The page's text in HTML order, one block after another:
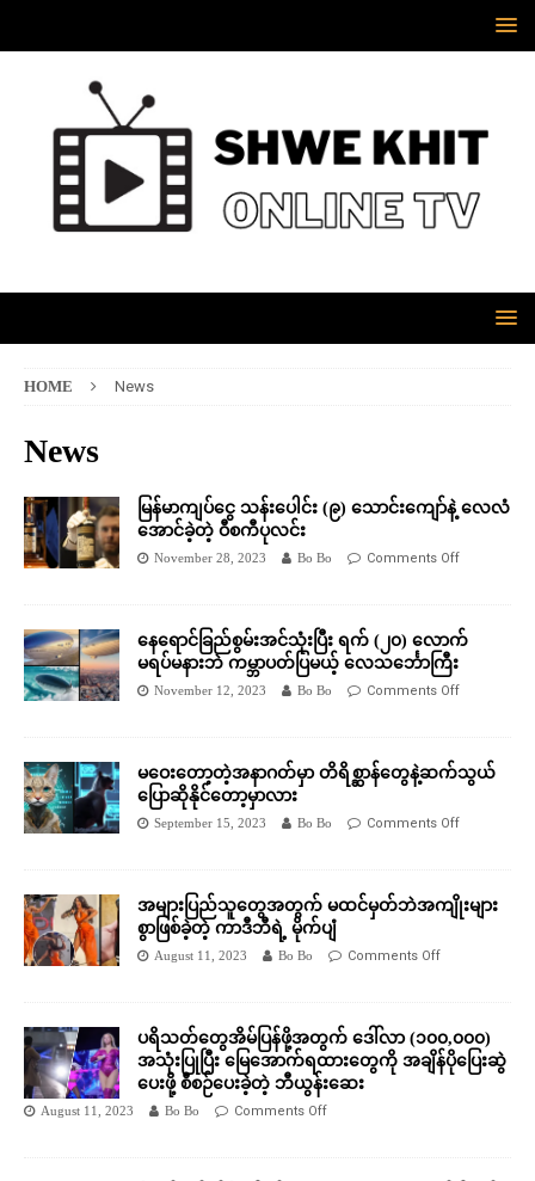
HOME News
News
မြန်မာကျပ်ငွေ သန်းပေါင်း (၉) သောင်းကျော်နဲ့ လေလံ
အောင်ခဲ့တဲ့ ဝီစကီပုလင်း
November 28, 2023 Bo Bo Comments Off
နေရောင်ခြည်စွမ်းအင်သုံးပြီး ရက် (၂၀) လောက်
မရပ်မနားဘဲ ကမ္ဘာပတ်ပြမယ့် လေသင်္ဘောကြီး
November 12, 2023 Bo Bo Comments Off
မဝေးတော့တဲ့အနာဂတ်မှာ တိရိစ္ဆာန်တွေနဲ့ဆက်သွယ်
ပြောဆိုနိုင်တော့မှာလား
September 15, 2023 Bo Bo Comments Off
အများပြည်သူတွေအတွက် မထင်မှတ်ဘဲအကျိုးများ
စွာဖြစ်ခဲ့တဲ့ ကာဒီဘီရဲ့ မိုက်ပျံ
August 11, 2023 Bo Bo Comments Off
ပရိသတ်တွေအိမ်ပြန်ဖို့အတွက် ဒေါ်လာ (၁၀၀,၀၀၀)
အသုံးပြုပြီး မြေအောက်ရထားတွေကို အချိန်ပိုပြေးဆွဲ
ပေးဖို့ စီစဉ်ပေးခဲ့တဲ့ ဘီယွန်းဆေး
August 11, 2023 Bo Bo Comments Off